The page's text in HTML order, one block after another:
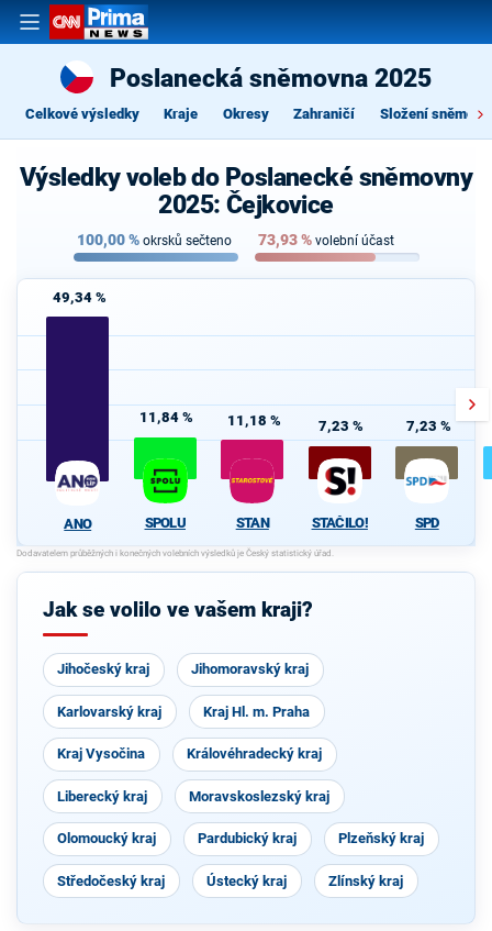
Poslanecká sněmovna 2025
Celkové výsledky Kraje Okresy Zahraničí Složení
Výsledky voleb do Poslanecké sněmovny
2025: Čejkovice
100,00% okrsků sečteno 73,93% volební účast
49,34 %
ANO
11,84 %
SPOLU
11,18 %
STAN
7,23 %
STAČILO!
7,23 %
SPD
Jak se volilo ve vašem kraji?
Jihočeský kraj Jihomoravský kraj
Karlovarský kraj Kraj Hl. m. Praha
Kraj Vysočina Královéhradecký kraj
Liberecký kraj Moravskoslezský kraj
Olomoucký kraj Pardubický kraj Plzeňský kraj
Středočeský kraj Ústecký kraj Zlínský kraj